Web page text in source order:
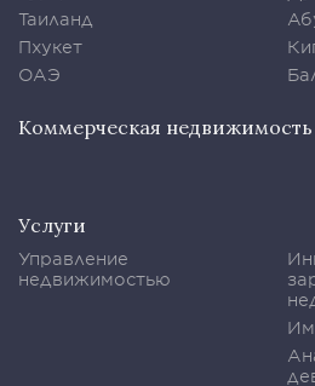
Таиланд
Пхукет
ОАЭ
Коммерческая недвижимость
Услуги
Управление
недвижимостью